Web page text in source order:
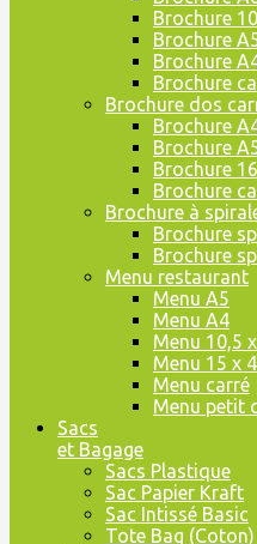
Brochure
Brochure
Brochure
Brochure
Brochure dos
Brochure
Brochure
Brochure
Brochure
Brochure à
Brochure
Brochure
Menu restaurant
Menu A5
Menu A4
Menu 10,5
Menu 15 x
Menu carré
Menu petit
Sacs
et Bagage
Sacs Plastique
Sac Papier Kraft
Sac Intissé Basic
Tote Bag (Coton)